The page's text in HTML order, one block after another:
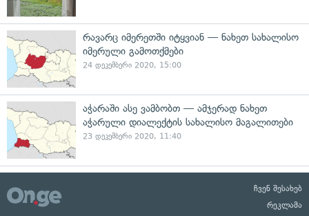
რავარც იმერეთში იტყვიან — ნახეთ სახალისო
იმერული გამოთქმები
24 დეკემბერი 2020, 15:00
აჭარაში ასე ვამბობთ — ამჯერად ნახეთ
აჭარული დიალექტის სახალისო მაგალითები
23 დეკემბერი 2020, 11:40
ჩვენ შესახებ
რეკლამა